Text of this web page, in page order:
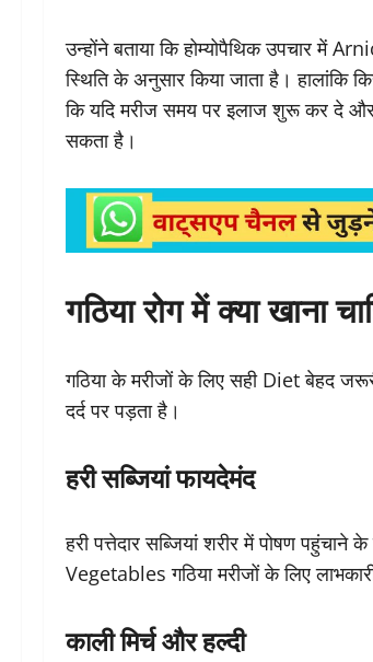
उन्होंने बताया कि होम्योपैथिक उपचार में
स्थिति के अनुसार किया जाता है। हालांकि
कि यदि मरीज समय पर इलाज शुरू कर दे
सकता है।
गठिया रोग में क्या खाना
गठिया के मरीजों के लिए सही Diet बेहद
दर्द पर पड़ता है।
हरी सब्जियां फायदेमंद
हरी पत्तेदार सब्जियां शरीर में पोषण
Vegetables गठिया मरीजों के लिए
काली मिर्च और हल्दी